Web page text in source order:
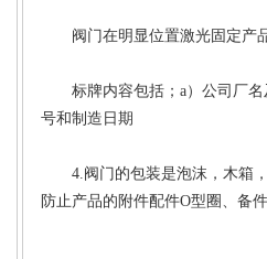
阀门在明显位置激光固定产品
标牌内容包括；a）公司厂名
号和制造日期
4.阀门的包装是泡沫，木箱，
防止产品的附件配件O型圈、备